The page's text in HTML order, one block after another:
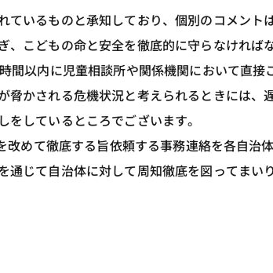
ているものと承知しており、個別のコメン
こどもの命と安全を徹底的に守らなければ
以内に児童相談所や関係機関において直
かされる危機状況と考えられるときには
しているところでございます。
めて徹底する旨依頼する事務連絡を各自治
じて自治体に対して周知徹底を図ってまい